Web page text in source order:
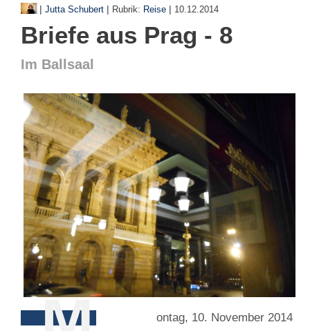
| Jutta Schubert | Rubrik: Reise | 10.12.2014
Briefe aus Prag - 8
Im Ballsaal
ontag, 10. November 2014